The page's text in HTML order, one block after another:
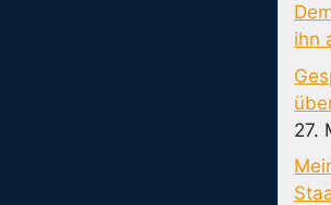
ihn
27.